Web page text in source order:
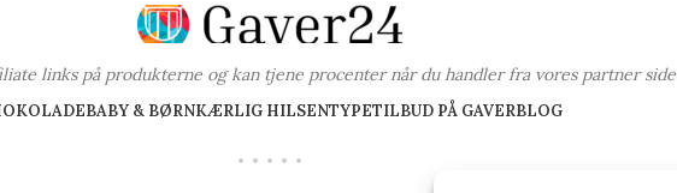
links på produkterne og kan tjene procenter når du handler fra vores partner side
BABY & BØRNKÆRLIG HILSENTYPETILBUD PÅ GAVERBLOG